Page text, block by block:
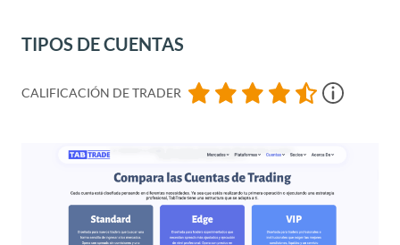
TIPOS DE CUENTAS
CALIFICACIÓN DE TRADER